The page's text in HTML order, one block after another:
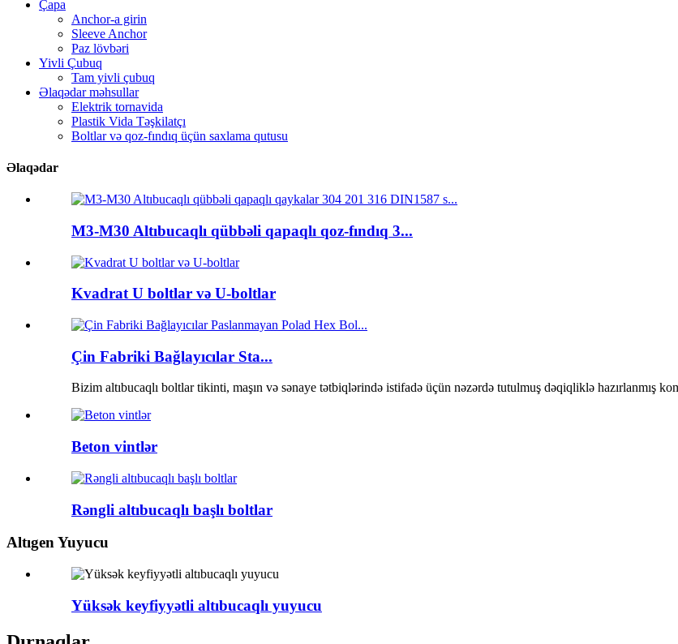
Çapa
Anchor-a girin
Sleeve Anchor
Paz lövbəri
Yivli Çubuq
Tam yivli çubuq
Əlaqədar məhsullar
Elektrik tornavida
Plastik Vida Təşkilatçı
Boltlar və qoz-fındıq üçün saxlama qutusu
Əlaqədar
M3-M30 Altıbucaqlı qübbəli qapaqlı qoz-fındıq 3...
Kvadrat U boltlar və U-boltlar
Çin Fabriki Bağlayıcılar Sta...
Bizim altıbucaqlı boltlar tikinti, maşın və sənaye tətbiqlərində istifadə üçün nəzərdə tutulmuş dəqiqliklə hazırlanmış
Beton vintlər
Rəngli altıbucaqlı başlı boltlar
Altıgen Yuyucu
Yüksək keyfiyyətli altıbucaqlı yuyucu